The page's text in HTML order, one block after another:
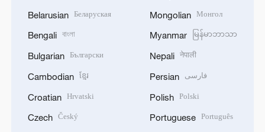
Belarusian Беларуская
Bengali বাংলা
Bulgarian Български
Cambodian ខ្មែរ
Croatian Hrvatski
Czech Český
Mongolian Монгол
Myanmar မြန်မာဘာသာ
Nepali नेपाली
Persian فارسی
Polish Polski
Portuguese Português